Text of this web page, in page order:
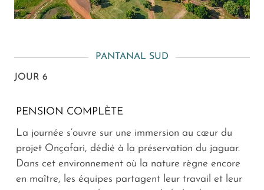
PANTANAL SUD
JOUR 6
PENSION COMPLÈTE
La journée s’ouvre sur une immersion au cœur du
projet Onçafari, dédié à la préservation du jaguar.
Dans cet environnement où la nature règne encore
en maître, les équipes partagent leur travail et leur